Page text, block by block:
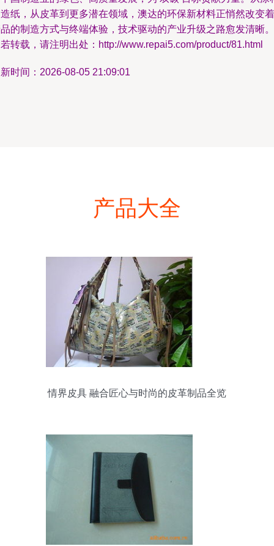
纸，从皮革到更多潜在领域，澳达的环保新材料正悄然改变着
的制造方式与终端体验，技术驱动的产业升级之路愈发清晰。
转载，请注明出处：http://www.repai5.com/product/81.html
时间：2026-08-05 21:09:01
产品大全
情界皮具 融合匠心与时尚的皮革制品全览